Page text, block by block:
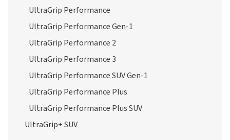
UltraGrip Performance
UltraGrip Performance Gen-1
UltraGrip Performance 2
UltraGrip Performance 3
UltraGrip Performance SUV Gen-1
UltraGrip Performance Plus
UltraGrip Performance Plus SUV
UltraGrip+ SUV